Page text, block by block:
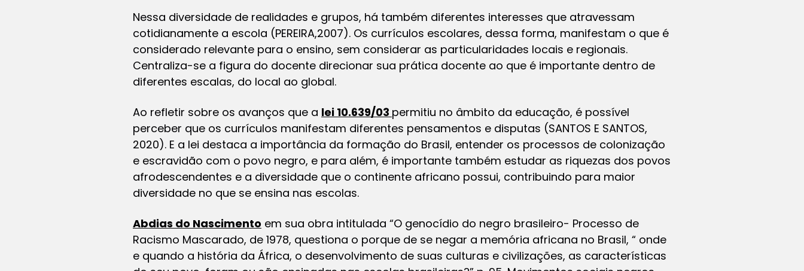
Nessa diversidade de realidades e grupos, há também diferentes interesses que atravessam
cotidianamente a escola (PEREIRA,2007). Os currículos escolares, dessa forma, manifestam o que é
considerado relevante para o ensino, sem considerar as particularidades locais e regionais.
Centraliza-se a figura do docente direcionar sua prática docente ao que é importante dentro de
diferentes escalas, do local ao global.
Ao refletir sobre os avanços que a lei 10.639/03 permitiu no âmbito da educação, é possível
perceber que os currículos manifestam diferentes pensamentos e disputas (SANTOS E SANTOS,
2020). E a lei destaca a importância da formação do Brasil, entender os processos de colonização
e escravidão com o povo negro, e para além, é importante também estudar as riquezas dos povos
afrodescendentes e a diversidade que o continente africano possui, contribuindo para maior
diversidade no que se ensina nas escolas.
Abdias do Nascimento em sua obra intitulada “O genocídio do negro brasileiro- Processo de
Racismo Mascarado, de 1978, questiona o porque de se negar a memória africana no Brasil, “ onde
e quando a história da África, o desenvolvimento de suas culturas e civilizações, as características